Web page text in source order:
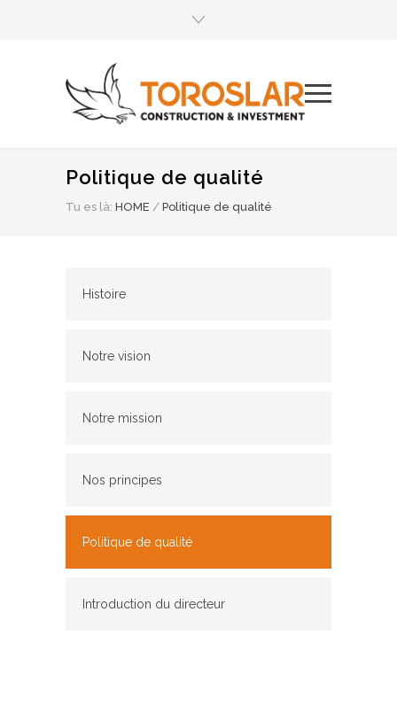
Politique de qualité
Tu es là: HOME / Politique de qualité
Histoire
Notre vision
Notre mission
Nos principes
Politique de qualité
Introduction du directeur